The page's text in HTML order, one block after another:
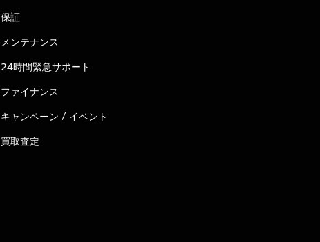
保証
メンテナンス
24時間緊急サポート
ファイナンス
キャンペーン / イベント
買取査定